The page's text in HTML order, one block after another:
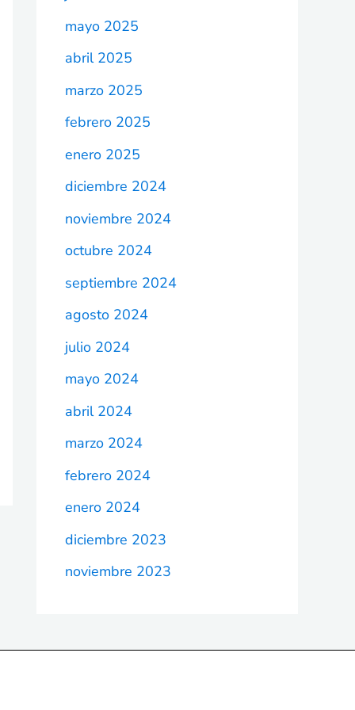
mayo 2025
abril 2025
marzo 2025
febrero 2025
enero 2025
diciembre 2024
noviembre 2024
octubre 2024
septiembre 2024
agosto 2024
julio 2024
mayo 2024
abril 2024
marzo 2024
febrero 2024
enero 2024
diciembre 2023
noviembre 2023